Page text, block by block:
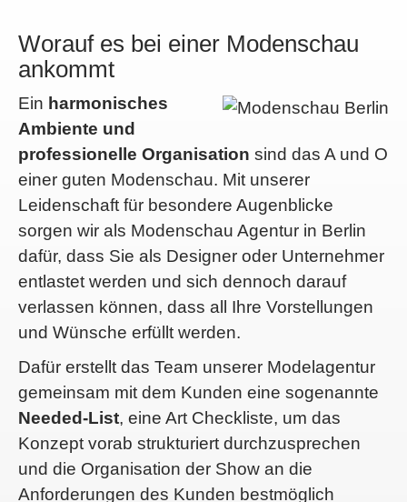
Worauf es bei einer Modenschau
ankommt
Ein harmonisches
Ambiente und
professionelle Organisation sind das A und O
einer guten Modenschau. Mit unserer
Leidenschaft für besondere Augenblicke
sorgen wir als Modenschau Agentur in Berlin
dafür, dass Sie als Designer oder Unternehmer
entlastet werden und sich dennoch darauf
verlassen können, dass all Ihre Vorstellungen
und Wünsche erfüllt werden.
Dafür erstellt das Team unserer Modelagentur
gemeinsam mit dem Kunden eine sogenannte
Needed-List, eine Art Checkliste, um das
Konzept vorab strukturiert durchzusprechen
und die Organisation der Show an die
Anforderungen des Kunden bestmöglich